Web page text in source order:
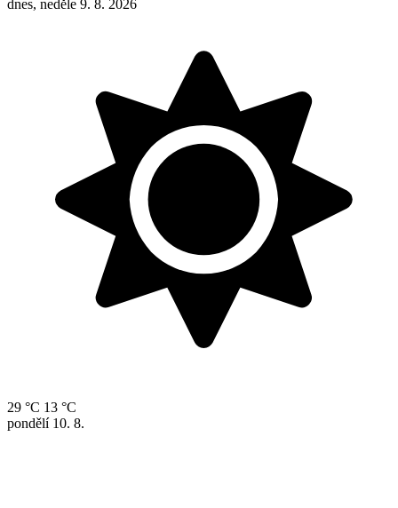
dnes, neděle 9. 8. 2026
29 °C 13 °C
pondělí 10. 8.